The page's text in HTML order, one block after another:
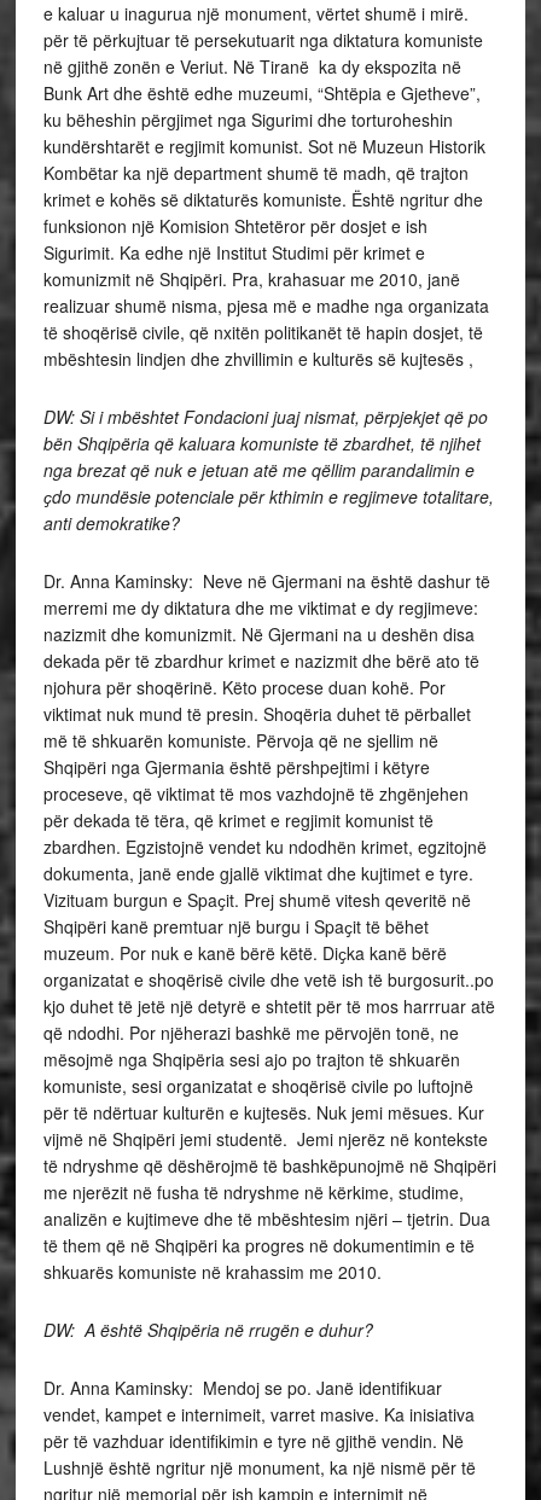
e kaluar u inagurua një monument, vërtet shumë i mirë.
për të përkujtuar të persekutuarit nga diktatura komuniste
në gjithë zonën e Veriut. Në Tiranë ka dy ekspozita në
Bunk Art dhe është edhe muzeumi, “Shtëpia e Gjetheve”,
ku bëheshin përgjimet nga Sigurimi dhe torturoheshin
kundërshtarët e regjimit komunist. Sot në Muzeun Historik
Kombëtar ka një department shumë të madh, që trajton
krimet e kohës së diktaturës komuniste. Është ngritur dhe
funksionon një Komision Shtetëror për dosjet e ish
Sigurimit. Ka edhe një Institut Studimi për krimet e
komunizmit në Shqipëri. Pra, krahasuar me 2010, janë
realizuar shumë nisma, pjesa më e madhe nga organizata
të shoqërisë civile, që nxitën politikanët të hapin dosjet, të
mbështesin lindjen dhe zhvillimin e kulturës së kujtesës ,
DW: Si i mbështet Fondacioni juaj nismat, përpjekjet që po
bën Shqipëria që kaluara komuniste të zbardhet, të njihet
nga brezat që nuk e jetuan atë me qëllim parandalimin e
ҫdo mundësie potenciale për kthimin e regjimeve totalitare,
anti demokratike?
Dr. Anna Kaminsky: Neve në Gjermani na është dashur të
merremi me dy diktatura dhe me viktimat e dy regjimeve:
nazizmit dhe komunizmit. Në Gjermani na u deshën disa
dekada për të zbardhur krimet e nazizmit dhe bërë ato të
njohura për shoqërinë. Këto procese duan kohë. Por
viktimat nuk mund të presin. Shoqëria duhet të përballet
më të shkuarën komuniste. Përvoja që ne sjellim në
Shqipëri nga Gjermania është përshpejtimi i këtyre
proceseve, që viktimat të mos vazhdojnë të zhgënjehen
për dekada të tëra, që krimet e regjimit komunist të
zbardhen. Egzistojnë vendet ku ndodhën krimet, egzitojnë
dokumenta, janë ende gjallë viktimat dhe kujtimet e tyre.
Vizituam burgun e Spaҫit. Prej shumë vitesh qeveritë në
Shqipëri kanë premtuar një burgu i Spaҫit të bëhet
muzeum. Por nuk e kanë bërë këtë. Diҫka kanë bërë
organizatat e shoqërisë civile dhe vetë ish të burgosurit..po
kjo duhet të jetë një detyrë e shtetit për të mos harrruar atë
që ndodhi. Por njëherazi bashkë me përvojën tonë, ne
mësojmë nga Shqipëria sesi ajo po trajton të shkuarën
komuniste, sesi organizatat e shoqërisë civile po luftojnë
për të ndërtuar kulturën e kujtesës. Nuk jemi mësues. Kur
vijmë në Shqipëri jemi studentë. Jemi njerëz në kontekste
të ndryshme që dëshërojmë të bashkëpunojmë në Shqipëri
me njerëzit në fusha të ndryshme në kërkime, studime,
analizën e kujtimeve dhe të mbështesim njëri – tjetrin. Dua
të them që në Shqipëri ka progres në dokumentimin e të
shkuarës komuniste në krahassim me 2010.
DW: A është Shqipëria në rrugën e duhur?
Dr. Anna Kaminsky: Mendoj se po. Janë identifikuar
vendet, kampet e internimeit, varret masive. Ka inisiativa
për të vazhduar identifikimin e tyre në gjithë vendin. Në
Lushnjë është ngritur një monument, ka një nismë për të
ngritur një memorial për ish kampin e internimit në